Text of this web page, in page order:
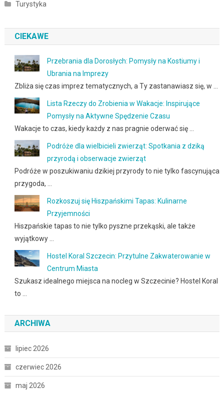
Turystyka
CIEKAWE
Przebrania dla Dorosłych: Pomysły na Kostiumy i
Ubrania na Imprezy
Zbliża się czas imprez tematycznych, a Ty zastanawiasz się, w …
Lista Rzeczy do Zrobienia w Wakacje: Inspirujące
Pomysły na Aktywne Spędzenie Czasu
Wakacje to czas, kiedy każdy z nas pragnie oderwać się …
Podróże dla wielbicieli zwierząt: Spotkania z dziką
przyrodą i obserwacje zwierząt
Podróże w poszukiwaniu dzikiej przyrody to nie tylko fascynująca
przygoda, …
Rozkoszuj się Hiszpańskimi Tapas: Kulinarne
Przyjemności
Hiszpańskie tapas to nie tylko pyszne przekąski, ale także
wyjątkowy …
Hostel Koral Szczecin: Przytulne Zakwaterowanie w
Centrum Miasta
Szukasz idealnego miejsca na nocleg w Szczecinie? Hostel Koral
to …
ARCHIWA
lipiec 2026
czerwiec 2026
maj 2026